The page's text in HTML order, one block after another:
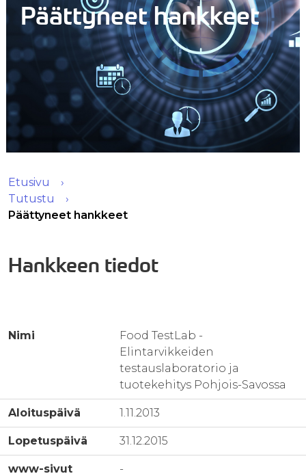
Päättyneet hankkeet
Etusivu
Tutustu
Päättyneet hankkeet
Hankkeen tiedot
Nimi
Food TestLab -
Elintarvikkeiden
testauslaboratorio ja
tuotekehitys Pohjois-Savossa
Aloituspäivä 1.11.2013
Lopetuspäivä 31.12.2015
www-sivut -